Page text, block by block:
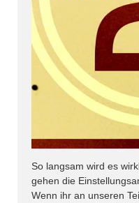
So langsam wird es
gehen die
Wenn ihr an unseren